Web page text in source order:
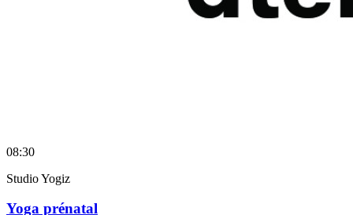
08:30
Studio Yogiz
Yoga prénatal